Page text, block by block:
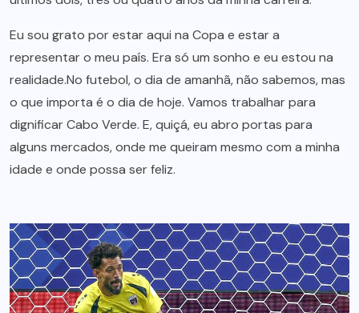
Eu sou grato por estar aqui na Copa e estar a
representar o meu país. Era só um sonho e eu estou na
realidade.No futebol, o dia de amanhã, não sabemos, mas
o que importa é o dia de hoje. Vamos trabalhar para
dignificar Cabo Verde. E, quiçá, eu abro portas para
alguns mercados, onde me queiram mesmo com a minha
idade e onde possa ser feliz.